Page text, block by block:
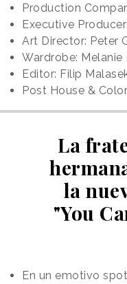
Production
Executive
Art Director: Peter
Wardrobe:
Editor: Filip
Post House &
La
la
"You
En un emotivo